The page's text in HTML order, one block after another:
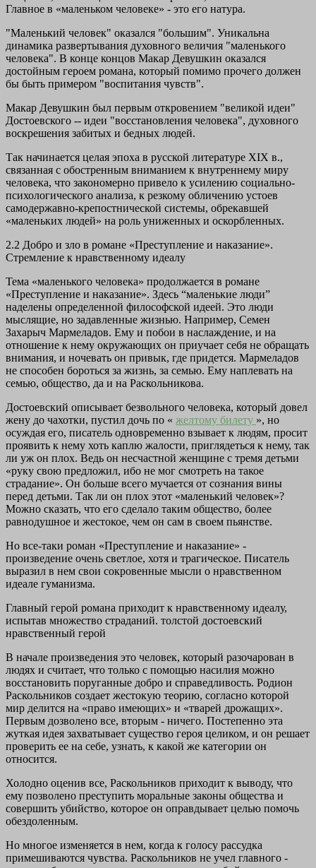
Главное в «маленьком человеке» - это его натура.
"Маленький человек" оказался "большим". Уникальна
динамика развертывания духовного величия "маленького
человека". В конце концов Макар Девушкин оказался
достойным героем романа, который помимо прочего должен
бы быть примером "воспитания чувств".
Макар Девушкин был первым откровением "великой идеи"
Достоевского -- идеи "восстановления человека", духовного
воскрешения забитых и бедных людей.
Так начинается целая эпоха в русской литературе XIX в.,
связанная с обостренным вниманием к внутреннему миру
человека, что закономерно привело к усилению социально-
психологического анализа, к резкому обличению устоев
самодержавно-крепостнической системы, обрекавшей
«маленьких людей» на роль униженных и оскорбленных.
2.2 Добро и зло в романе «Преступление и наказание».
Стремление к нравственному идеалу
Тема «маленького человека» продолжается в романе
«Преступление и наказание». Здесь “маленькие люди”
наделены определенной философской идеей. Это люди
мыслящие, но задавленные жизнью. Например, Семен
Захарыч Мармеладов. Ему и побои в наслаждение, и на
отношение к нему окружающих он приучает себя не обращать
внимания, и ночевать он привык, где придется. Мармеладов
не способен бороться за жизнь, за семью. Ему наплевать на
семью, общество, да и на Раскольникова.
Достоевский описывает безвольного человека, который довел
жену до чахотки, пустил дочь по « желтому билету », но
осуждая его, писатель одновременно взывает к людям, просит
проявить к нему хоть каплю жалости, приглядеться к нему, так
ли уж он плох. Ведь он несчастной женщине с тремя детьми
«руку свою предложил, ибо не мог смотреть на такое
страдание». Он больше всего мучается от сознания вины
перед детьми. Так ли он плох этот «маленький человек»?
Можно сказать, что его сделало таким общество, более
равнодушное и жестокое, чем он сам в своем пьянстве.
Но все-таки роман «Преступление и наказание» -
произведение очень светлое, хотя и трагическое. Писатель
выразил в нем свои сокровенные мысли о нравственном
идеале гуманизма.
Главный герой романа приходит к нравственному идеалу,
испытав множество страданий. толстой достоевский
нравственный герой
В начале произведения это человек, который разочарован в
людях и считает, что только с помощью насилия можно
восстановить поруганные добро и справедливость. Родион
Раскольников создает жестокую теорию, согласно которой
мир делится на «право имеющих» и «тварей дрожащих».
Первым дозволено все, вторым - ничего. Постепенно эта
жуткая идея захватывает существо героя целиком, и он решает
проверить ее на себе, узнать, к какой же категории он
относится.
Холодно оценив все, Раскольников приходит к выводу, что
ему позволено преступить моральные законы общества и
совершить убийство, которое он оправдывает целью помочь
обездоленным.
Но многое изменяется в нем, когда к голосу рассудка
примешиваются чувства. Раскольников не учел главного -